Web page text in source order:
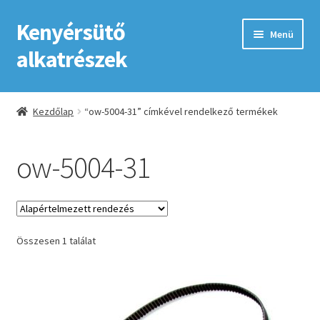
Ugrás
a
navigációhoz
Kilépés
a
tartalomba
Kenyérsütő
alkatrészek
Menü
Kezdőlap
ÁSZF
Fiókom
GYIK
Kezdőlap “ow-5004-31” címkével rendelkező termékek
ow-5004-31
Összesen 1 találat